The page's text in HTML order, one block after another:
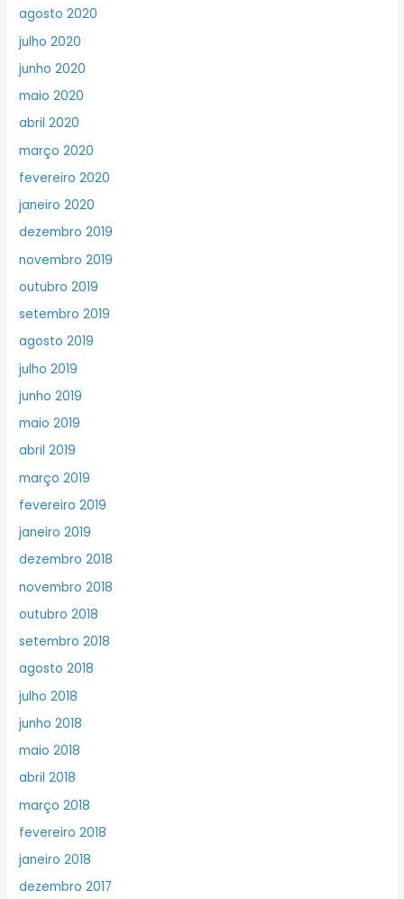
agosto 2020
julho 2020
junho 2020
maio 2020
abril 2020
março 2020
fevereiro 2020
janeiro 2020
dezembro 2019
novembro 2019
outubro 2019
setembro 2019
agosto 2019
julho 2019
junho 2019
maio 2019
abril 2019
março 2019
fevereiro 2019
janeiro 2019
dezembro 2018
novembro 2018
outubro 2018
setembro 2018
agosto 2018
julho 2018
junho 2018
maio 2018
abril 2018
março 2018
fevereiro 2018
janeiro 2018
dezembro 2017